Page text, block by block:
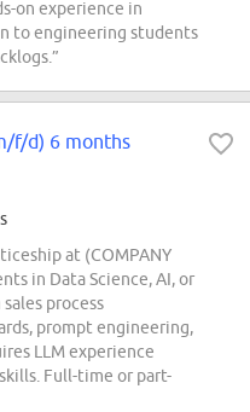
on experience in
to engineering students
f/d) 6 months
at (COMPANY
in Data Science, AI, or
process
prompt engineering,
LLM experience
Full-time or part-